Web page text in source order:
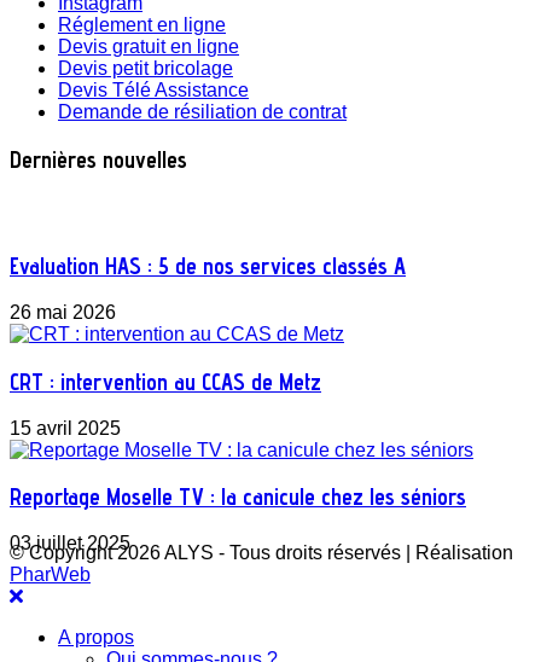
Réglement en ligne
Devis gratuit en ligne
Devis petit bricolage
Devis Télé Assistance
Demande de résiliation de contrat
Dernières nouvelles
Evaluation HAS : 5 de nos services classés A
26 mai 2026
CRT : intervention au CCAS de Metz
15 avril 2025
Reportage Moselle TV : la canicule chez les séniors
03 juillet 2025
© Copyright 2026 ALYS - Tous droits réservés | Réalisation
PharWeb
A propos